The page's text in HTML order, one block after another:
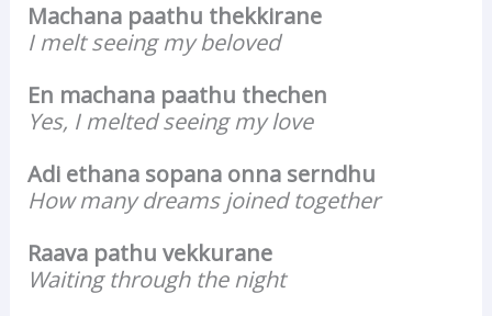
Machana paathu thekkirane
I melt seeing my beloved
En machana paathu thechen
Yes, I melted seeing my love
Adi ethana sopana onna serndhu
How many dreams joined together
Raava pathu vekkurane
Waiting through the night